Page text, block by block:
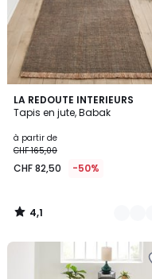
LA REDOUTE INTERIEURS
Tapis en jute, Babak
à partir de
CHF 165,00
CHF 82,50 -50%
4,1
/ 5
3
Couleurs
4,1
/